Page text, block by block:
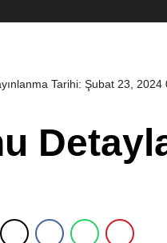
Tarihi: Şubat 23, 2024